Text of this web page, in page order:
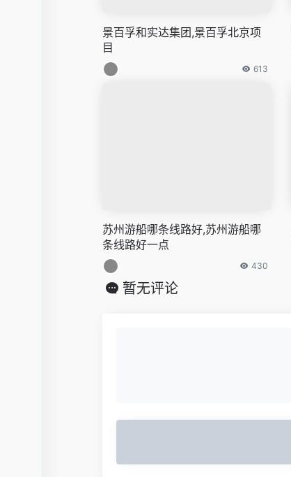
景百孚和实达集团,景百孚北京项
目
613
苏州游船哪条线路好,苏州游船哪
条线路好一点
430
暂无评论